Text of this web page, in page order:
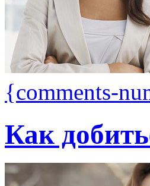
{comments-
Как